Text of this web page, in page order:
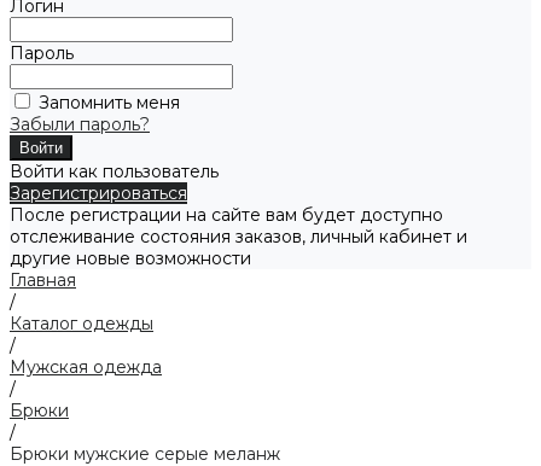
Логин
Пароль
Запомнить меня
Забыли пароль?
Войти как пользователь
Зарегистрироваться
После регистрации на сайте вам будет доступно
отслеживание состояния заказов, личный кабинет и
другие новые возможности
Главная
/
Каталог одежды
/
Мужская одежда
/
Брюки
/
Брюки мужские серые меланж